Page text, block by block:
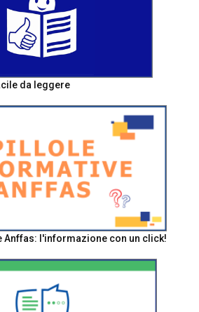
da leggere
Anffas: l'informazione con un click!